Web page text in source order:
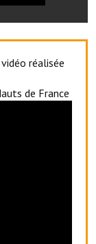
réalisée
de France